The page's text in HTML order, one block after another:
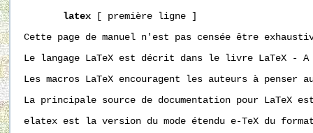
latex [ première ligne ]
Cette page de manuel n'est pas censée être
Le langage LaTeX est décrit dans le livre LaTeX - A
Les macros LaTeX encouragent les auteurs à
La principale source de documentation pour
elatex est la version du mode étendu e-TeX du